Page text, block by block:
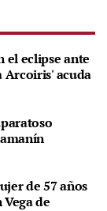
el eclipse ante
Arcoiris' acuda
de 57 años
de